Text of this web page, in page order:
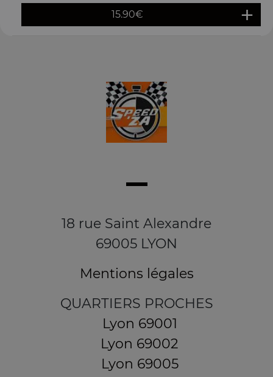
15.90€
18 rue Saint Alexandre
69005 LYON
Mentions légales
QUARTIERS PROCHES
Lyon 69001
Lyon 69002
Lyon 69005